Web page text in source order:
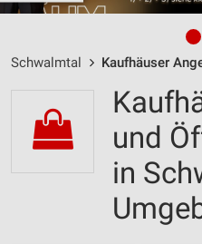
Schwalmtal Kaufhäuser
und
in